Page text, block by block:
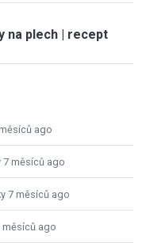
na plech | recept
ago
7 měsíců ago
7 měsíců ago
měsíců ago